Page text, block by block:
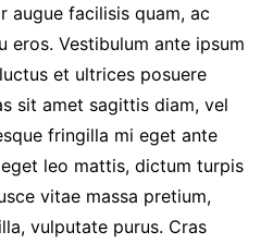
augue facilisis quam, ac
eros. Vestibulum ante ipsum
et ultrices posuere
sit amet sagittis diam, vel
fringilla mi eget ante
leo mattis, dictum turpis
vitae massa pretium,
vulputate purus. Cras